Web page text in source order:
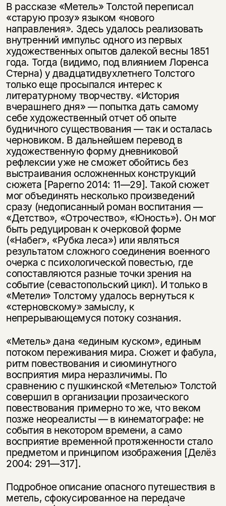
В рассказе «Метель» Толстой переписал
«старую прозу» языком «нового
направления». Здесь удалось реализовать
внутренний импульс одного из первых
художественных опытов далекой весны 1851
года. Тогда (видимо, под влиянием Лоренса
Стерна) у двадцатидвухлетнего Толстого
только еще просыпался интерес к
литературному творчеству. «История
вчерашнего дня» — попытка дать самому
себе художественный отчет об опыте
будничного существования — так и осталась
черновиком. В дальнейшем перевод в
художественную форму дневниковой
рефлексии уже не сможет обойтись без
выстраивания осложненных конструкций
сюжета [Paperno 2014: 11—29]. Такой сюжет
мог объединять несколько произведений
сразу (недописанный роман воспитания —
«Детство», «Отрочество», «Юность»). Он мог
быть редуцирован к очерковой форме
(«Набег», «Рубка леса») или являться
результатом сложного соединения военного
очерка с психологической повестью, где
сопоставляются разные точки зрения на
событие (севастопольский цикл). И только в
«Метели» Толстому удалось вернуться к
«стерновскому» замыслу, к
непрерывающемуся потоку сознания.
«Метель» дана «единым куском», единым
потоком переживания мира. Сюжет и фабула,
ритм повествования и сиюминутного
восприятия мира неразличимы. По
сравнению с пушкинской «Метелью» Толстой
совершил в организации прозаического
повествования примерно то же, что веком
позже неореалисты — в кинематографе: не
события в некотором времени, а само
восприятие временной протяженности стало
предметом и принципом изображения [Делёз
2004: 291—317].
Подробное описание опасного путешествия в
метель, сфокусированное на передаче